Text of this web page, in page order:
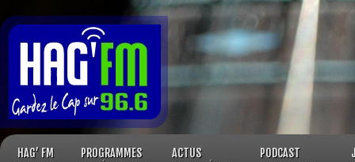
HAG’ FM PROGRAMMES ACTUS PODCAST
Panneau de gestion des cookies